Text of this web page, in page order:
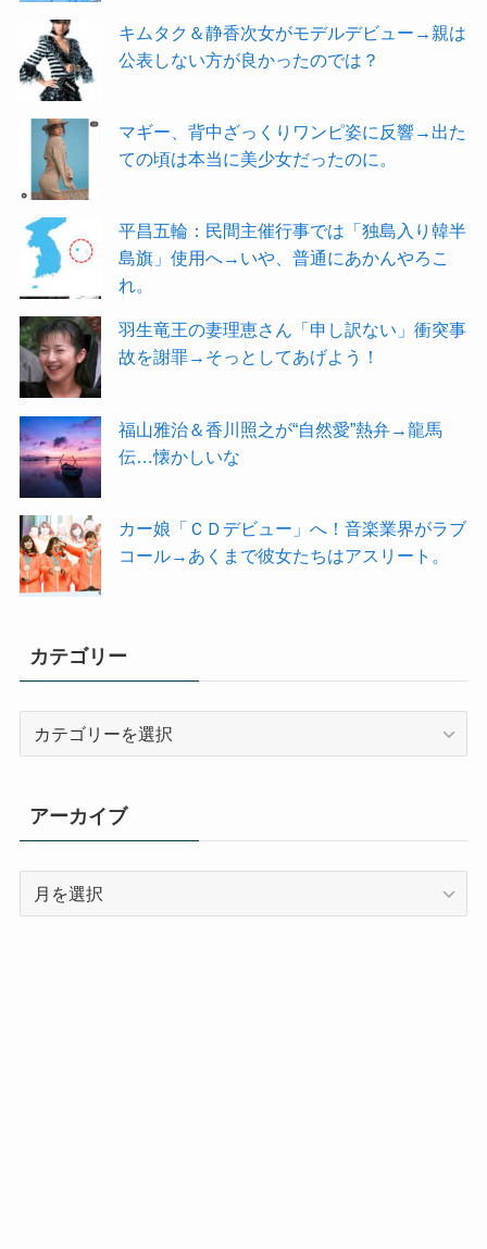
キムタク＆静香次女がモデルデビュー→親は
公表しない方が良かったのでは？
マギー、背中ざっくりワンピ姿に反響→出た
ての頃は本当に美少女だったのに。
平昌五輪：民間主催行事では「独島入り韓半
島旗」使用へ→いや、普通にあかんやろこ
れ。
羽生竜王の妻理恵さん「申し訳ない」衝突事
故を謝罪→そっとしてあげよう！
福山雅治＆香川照之が“自然愛”熱弁→龍馬
伝…懐かしいな
カー娘「ＣＤデビュー」へ！音楽業界がラブ
コール→あくまで彼女たちはアスリート。
カテゴリー
リ
ー
アーカイブ